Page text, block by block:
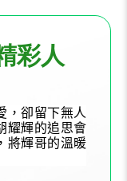
彩人
，卻留下無人
耀輝的追思會
將輝哥的溫暖